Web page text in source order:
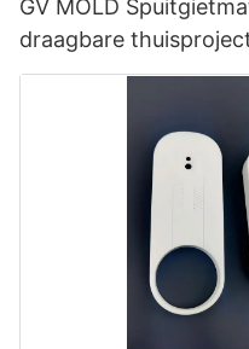
GV MOLD
draagbare